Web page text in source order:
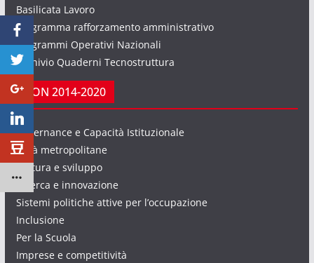
Basilicata Lavoro
Programma rafforzamento amministrativo
Programmi Operativi Nazionali
Archivio Quaderni Tecnostruttura
PON 2014-2020
Governance e Capacità Istituzionale
Città metropolitane
Cultura e sviluppo
Ricerca e innovazione
Sistemi politiche attive per l’occupazione
Inclusione
Per la Scuola
Imprese e competitività